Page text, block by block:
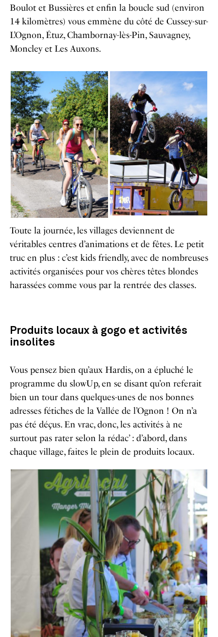
Boulot et Bussières et enfin la boucle sud (environ
14 kilomètres) vous emmène du côté de Cussey-sur-
L’Ognon, Étuz, Chambornay-lès-Pin, Sauvagney,
Moncley et Les Auxons.
Toute la journée, les villages deviennent de
véritables centres d’animations et de fêtes. Le petit
truc en plus : c’est kids friendly, avec de nombreuses
activités organisées pour vos chères têtes blondes
harassées comme vous par la rentrée des classes.
Produits locaux à gogo et activités
insolites
Vous pensez bien qu’aux Hardis, on a épluché le
programme du slowUp, en se disant qu’on referait
bien un tour dans quelques-unes de nos bonnes
adresses fétiches de la Vallée de l’Ognon ! On n’a
pas été déçus. En vrac, donc, les activités à ne
surtout pas rater selon la rédac’ : d’abord, dans
chaque village, faites le plein de produits locaux.